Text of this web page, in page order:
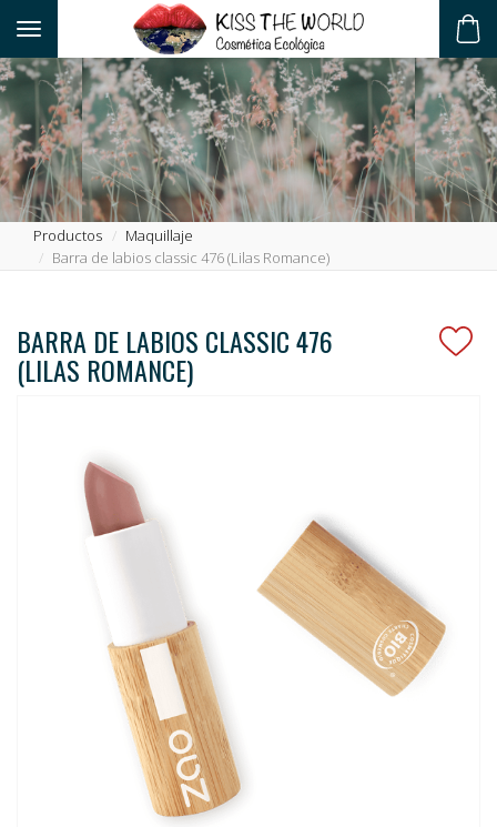
Toggle navigation
Productos
Maquillaje
Barra de labios classic 476 (Lilas Romance)
BARRA DE LABIOS CLASSIC 476
(LILAS ROMANCE)